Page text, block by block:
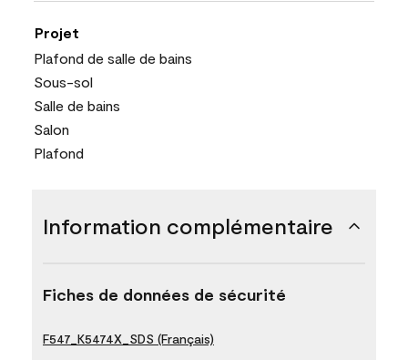
Projet
Plafond de salle de bains
Sous-sol
Salle de bains
Salon
Plafond
Information complémentaire
Fiches de données de sécurité
F547_K5474X_SDS (Français)